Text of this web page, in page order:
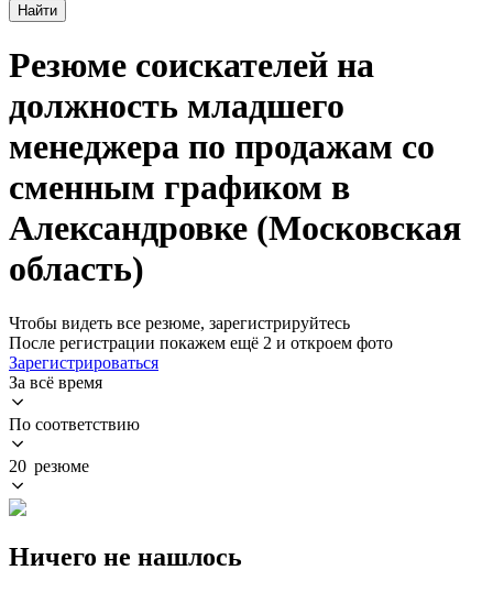
Найти
Резюме соискателей на
должность младшего
менеджера по продажам со
сменным графиком в
Александровке (Московская
область)
Чтобы видеть все резюме, зарегистрируйтесь
После регистрации покажем ещё 2 и откроем фото
Зарегистрироваться
За всё время
По соответствию
20 резюме
Ничего не нашлось